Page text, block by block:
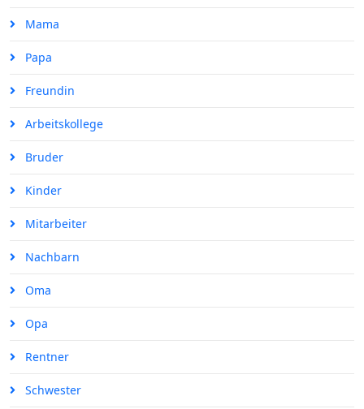
Mama
Papa
Freundin
Arbeitskollege
Bruder
Kinder
Mitarbeiter
Nachbarn
Oma
Opa
Rentner
Schwester